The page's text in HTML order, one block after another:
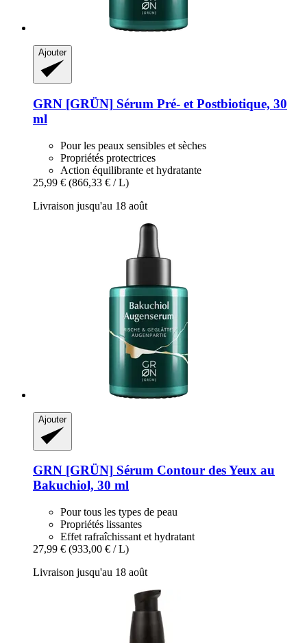
Ajouter
GRN [GRÜN] Sérum Pré-​ et Postbiotique, 30
ml
Pour les peaux sensibles et sèches
Propriétés protectrices
Action équilibrante et hydratante
25,99 € (866,33 € / L)
Livraison jusqu'au 18 août
Ajouter
GRN [GRÜN] Sérum Contour des Yeux au
Bakuchiol, 30 ml
Pour tous les types de peau
Propriétés lissantes
Effet rafraîchissant et hydratant
27,99 € (933,00 € / L)
Livraison jusqu'au 18 août